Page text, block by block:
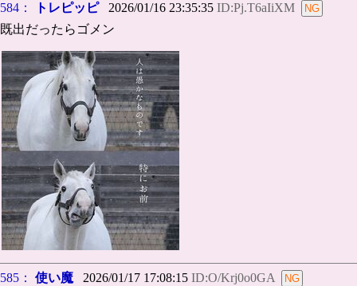
584： トレピッピ2026/01/16 23:35:35 ID:Pj.T6aIiXM
既出だったらゴメン
585： 使い魔 2026/01/17 17:08:15 ID:O/Krj0o0GA